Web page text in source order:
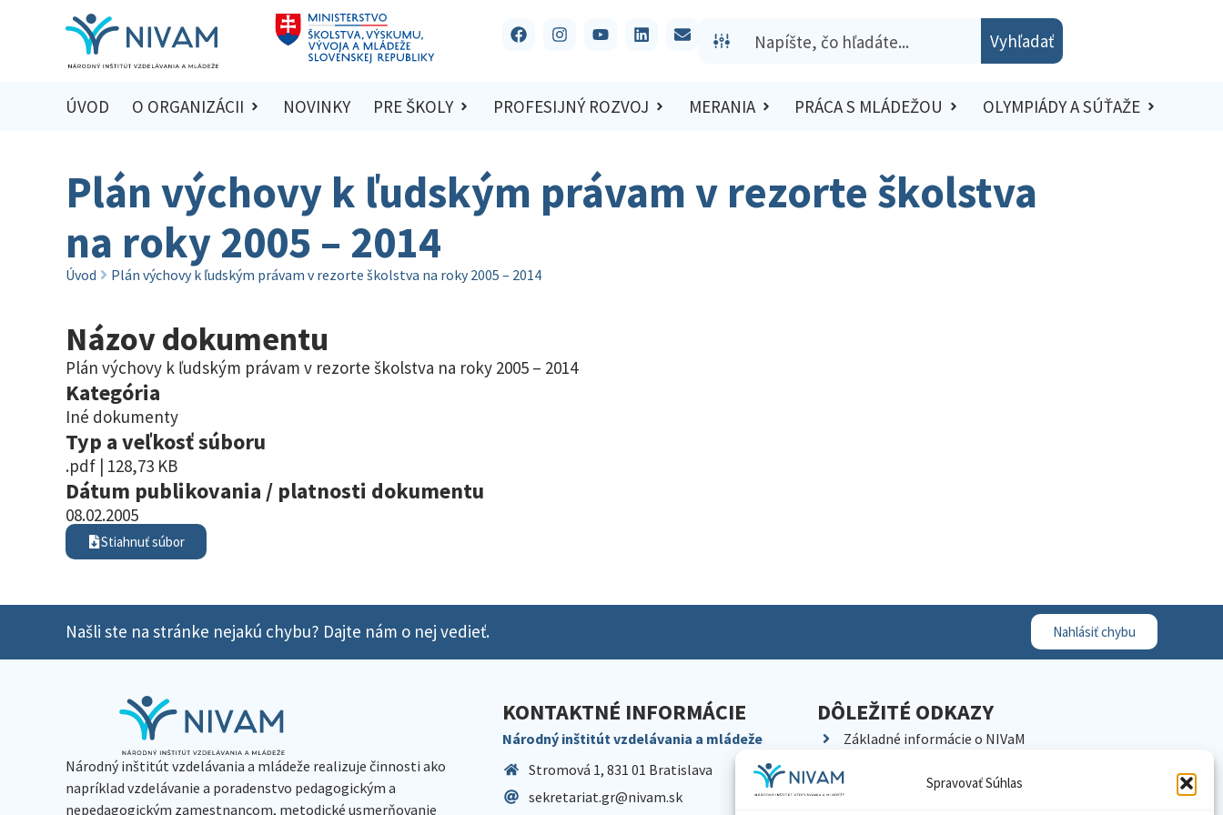
Spravovať Súhlas
Vyhľadať
ÚVOD O ORGANIZÁCII NOVINKY PRE ŠKOLY PROFESIJNÝ ROZVOJ MERANIA PRÁCA S MLÁDEŽOU OLYMPIÁDY A SÚŤAŽE
Plán výchovy k ľudským právam v rezorte školstva
na roky 2005 – 2014
Úvod Plán výchovy k ľudským právam v rezorte školstva na roky 2005 – 2014
Názov dokumentu
Plán výchovy k ľudským právam v rezorte školstva na roky 2005 – 2014
Kategória
Iné dokumenty
Typ a veľkosť súboru
.pdf | 128,73 KB
Dátum publikovania / platnosti dokumentu
08.02.2005
Stiahnuť súbor
Našli ste na stránke nejakú chybu? Dajte nám o nej vedieť. Nahlásiť chybu
Národný inštitút vzdelávania a mládeže realizuje činnosti ako
napríklad vzdelávanie a poradenstvo pedagogickým a
nepedagogickým zamestnancom, metodické usmerňovanie
KONTAKTNÉ INFORMÁCIE
Národný inštitút vzdelávania a mládeže
Stromová 1, 831 01 Bratislava
sekretariat.gr@nivam.sk
DÔLEŽITÉ ODKAZY
Základné informácie o NIVaM
Kariéra